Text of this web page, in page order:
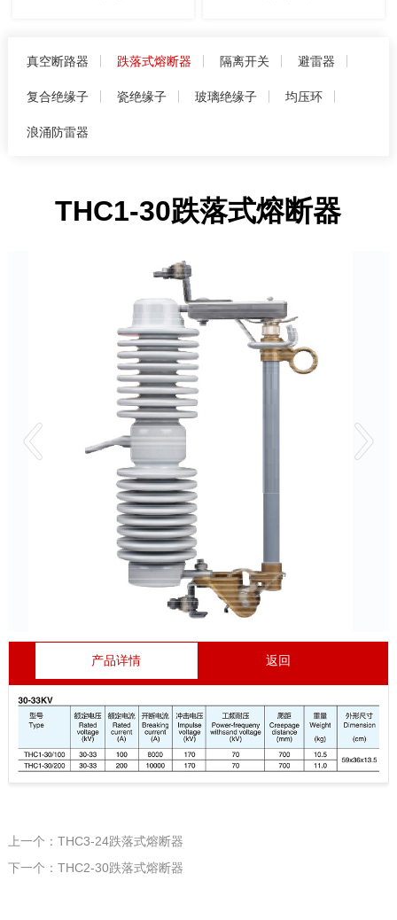
真空断路器 跌落式熔断器 隔离开关 避雷器
复合绝缘子 瓷绝缘子 玻璃绝缘子 均压环
浪涌防雷器
THC1-30跌落式熔断器
产品详情 返回
上一个：THC3-24跌落式熔断器
下一个：THC2-30跌落式熔断器